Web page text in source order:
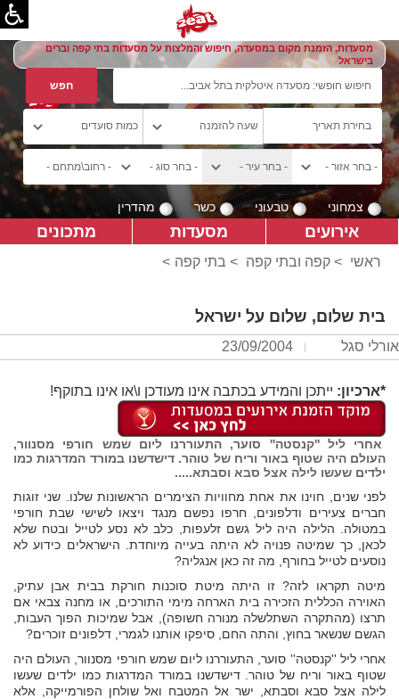
מסעדות, הזמנת מקום במסעדה, חיפוש והמלצות על מסעדות בתי קפה וברים
בישראל
צמחוני טבעוני כשר מהדרין
אירועים מסעדות מתכונים
ראשי > קפה ובתי קפה > בתי קפה >
בית שלום, שלום על ישראל
אורלי סגל 23/09/2004
*ארכיון: ייתכן והמידע בכתבה אינו מעודכן ו\או אינו בתוקף!
אחרי ליל ''קנסטה'' סוער, התעוררנו ליום שמש חורפי מסנוור,
העולם היה שטוף באור וריח של טוהר. דישדשנו במורד המדרגות כמו
ילדים שעשו לילה אצל סבא וסבתא.....
לפני שנים, חוינו את אחת מחוויות הצימרים הראשונות שלנו. שני זוגות
חברים צעירים ודלפונים, חרפו נפשם מנגד ויצאו לשישי שבת חורפי
במטולה. הלילה היה ליל גשם זלעפות, כלב לא נסע לטייל ובטח שלא
לכאן, כך שמיטה פנויה לא היתה בעייה מיוחדת. הישראלים כידוע לא
נוסעים לטייל בחורף, מה זה כאן אנגליה?
מיטה תקראו לזה? זו היתה מיטת סוכנות חורקת בבית אבן עתיק,
האוירה הכללית הזכירה בית הארחה מימי התורכים, או מחנה צבאי אם
תרצו (מהתקרה השתלשלה מנורה חשופה), אבל שמיכות הפוך העבות,
הגשם שנשאר בחוץ, והתה החם, סיפקו אותנו לגמרי, דלפונים זוכרים?
אחרי ליל ''קנסטה'' סוער, התעוררנו ליום שמש חורפי מסנוור, העולם היה
שטוף באור וריח של טוהר. דישדשנו במורד המדרגות כמו ילדים שעשו
לילה אצל סבא וסבתא, ישר אל המטבח ואל שולחן הפורמייקה, אלא